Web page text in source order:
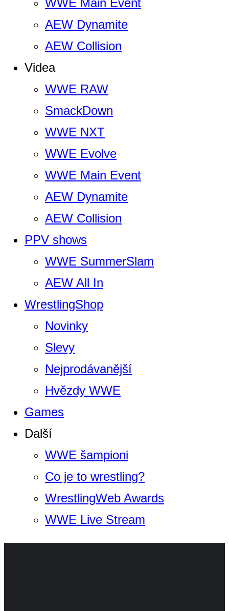
WWE Main Event
AEW Dynamite
AEW Collision
Videa
WWE RAW
SmackDown
WWE NXT
WWE Evolve
WWE Main Event
AEW Dynamite
AEW Collision
PPV shows
WWE SummerSlam
AEW All In
WrestlingShop
Novinky
Slevy
Nejprodávanější
Hvězdy WWE
Games
Další
WWE šampioni
Co je to wrestling?
WrestlingWeb Awards
WWE Live Stream